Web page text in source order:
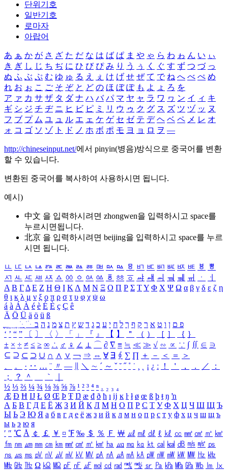
단위기호
일반기호
로마자
아랍어
あ ぁ か が さ ざ た だ な は ば ぱ ま や ゃ ら わ ゎ ん い ぃ
き ぎ し じ ち ぢ に ひ び ぴ み り う ぅ く ぐ す ず つ づ っ
ぬ ふ ぶ ぷ む ゆ ゅ る え ぇ け げ せ ぜ て で ね へ べ ぺ め
れ お ぉ こ ご そ ぞ と ど の ほ ぼ ぽ も よ ょ ろ を
ア ァ カ サ ザ タ ダ ナ ハ バ パ マ ヤ ャ ラ ワ ヮ ン イ ィ キ
ギ シ ジ チ ヂ ニ ヒ ビ ピ ミ リ ウ ゥ ク グ ス ズ ツ ヅ ッ ヌ
フ ブ プ ム ユ ュ ル エ ェ ケ ゲ セ ゼ テ デ ヘ ベ ペ メ レ オ
ォ コ ゴ ソ ゾ ト ド ノ ホ ボ ポ モ ヨ ョ ロ ヲ ―
http://chineseinput.net/에서 pinyin(병음)방식으로 중국어를 변환
할 수 있습니다.
변환된 중국어를 복사하여 사용하시면 됩니다.
예시)
中文 을 입력하시려면 zhongwen을 입력하시고 space를
누르시면됩니다.
北京 을 입력하시려면 beijing을 입력하시고 space를 누르
시면 됩니다.
ㅥ ㅦ ㅧ ㅨ ㅩ ㅪ ㅫ ㅬ ㅭ ㅮ ㅯ ㅰ ㅱ ㅲ ㅳ ㅴ ㅵ ㅶ ㅷ ㅸ
ㅹ
ㅺ ㅻ ㅼ ㅽ ㅾ ㅿ ㆀ ㆁ ㆂ ㆃ ㆄ ㆅ ㆆ ㆇ ㆈ ㆉ ㆊ ㆋ ㆌ ㆍ
ㆎ
Α Β ΓΔ Ε Ζ Η Θ Ι ΚΛ Μ Ν Ξ Ο Π Ρ Σ ΤΥ Φ Χ Ψ Ω α β γ δ ε ζ η
θ ι κ λ μ ν ξ ο π ρ σ τ υ φ χ ψ ω
á à Á À é è É È ç Ç ê
Ä Ö Ü ä ö ü ß
ִֶֹ ֻּ ׁׂ פ ם ן ו ט א ר ק ף ך ל ח י ע כ ג ד ש ץ ת צ מ נ ה ב
‘ ’ “ ” 〔 〕 〈 〉 「 」 『 』 【 】 ＂ （ ） ［ ］ ｛ ｝
± × ÷ ≠ ≤ ≥ ∞ ∴ ♂ ♀ ∠ ⊥ ⌒ ∂ ∇ ≡ ≒ ≪ ≫ √ ∽ ∝ ∵ ∫ ∬ ∈ ∋
⊆ ⊇ ⊂ ⊃ ∪ ∩ ∧ ∨ ￢ ⇒ ⇔ ∀ ∃ ∮ ∑ ∏ ＋ － ＜ ＝
＞
、
。 · ‥ … ¨ 〃 ― ＼ ∼ ´ ～ ˇ ˘ ˝ ˚ ˙ ¸ ¡ ¿ ː ！ ＇ ， ． ／
：
；
？ ＾ ｀
½ ⅓ ⅔ ¼ ¾ ⅛ ⅜ ⅝ ⅞ ¹ ² ³ ⁴ ⁿ ₁ ₂ ₃ ₄
Æ Ð Ħ Ĳ Ł Ø Œ Þ Ŧ Ŋ æ đ ð ħ ı ĳ ĸ ŀ ł ø œ ß þ ŧ ŋ ŉ
А Б В Г Д Е Ё Ж З И Й К Л М Н О П Р С Т У Ф Х Ц Ч Ш Щ Ъ
Ы Ь Э Ю Я а б в г д е ё ж з и й к л м н о п р с т у ф х ц ч ш щ ъ
ы ь э ю я
′ ″ ℃ Å ￠ ￡ ￥ ¤ ℉ ‰ ＄ ％ Ｆ ￦ ㎕ ㎖ ㎗ ℓ ㎘ ㏄ ㎣ ㎤ ㎥ ㎦
㎙ ㎚ ㎛ ㎜ ㎝ ㎞ ㎟ ㎠ ㎡ ㎢ ㏊ ㎍ ㎎ ㎏ ㏏ ㎈ ㎉ ㏈ ㎧ ㎨ ㎰
㎱ ㎲ ㎳ ㎴ ㎵ ㎶ ㎷ ㎸ ㎹ ㎀ ㎁ ㎂ ㎃ ㎄ ㎺ ㎻ ㎽ ㎾ ㎿ ㎐ ㎑
㎒ ㎓ ㎔ Ω ㏀ ㏁ ㎊ ㎋ ㎌ ㏖ ㏅ ㎭ ㎮ ㎯ ㏛ ㎩ ㎪ ㎫ ㎬ ㏝ ㏐
㏓